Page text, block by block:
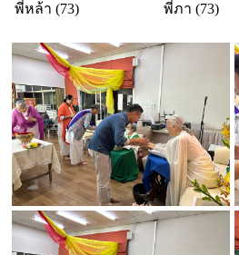
พี่หล้า (73) พี่ภา (73)